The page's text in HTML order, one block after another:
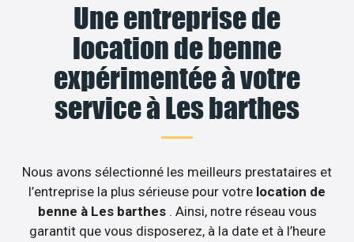
Une entreprise de
location de benne
expérimentée à votre
service à Les barthes
Nous avons sélectionné les meilleurs prestataires et
l’entreprise la plus sérieuse pour votre location de
benne à Les barthes . Ainsi, notre réseau vous
garantit que vous disposerez, à la date et à l’heure